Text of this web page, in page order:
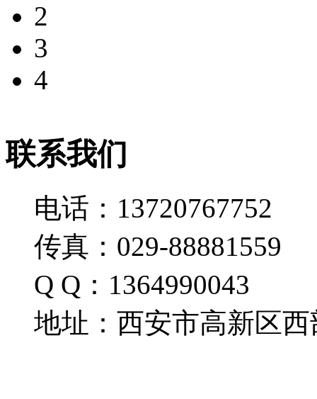
2
3
4
联系我们
电话：13720767752
传真：029-88881559
Q Q：1364990043
地址：西安市高新区西